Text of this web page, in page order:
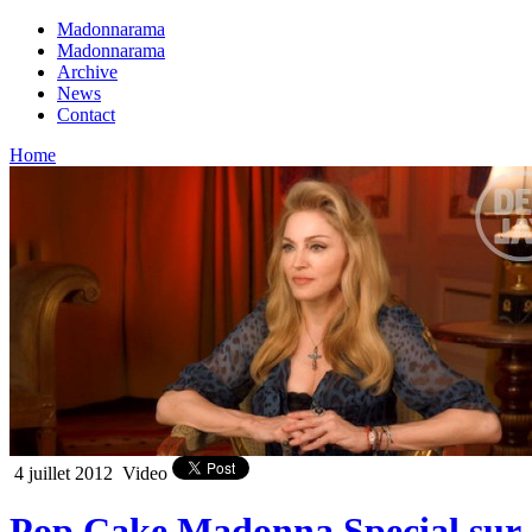
Madonnarama
Madonnarama
Archive
News
Contact
Home
4 juillet 2012 Video